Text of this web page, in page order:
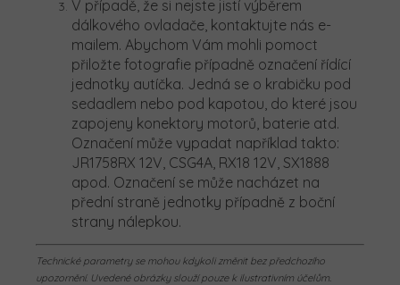
V případě, že si nejste jistí výběrem
dálkového ovladače, kontaktujte nás e-
mailem. Abychom Vám mohli pomoct
přiložte fotografie případně označení řídící
jednotky autíčka. Jedná se o krabičku pod
sedadlem nebo pod kapotou, do které jsou
zapojeny konektory motorů, baterie atd.
Označení může vypadat například takto:
JR1758RX 12V, CSG4A, RX18 12V, SX1888
apod. Označení se může nacházet na
přední straně jednotky případně z boční
strany nálepkou.
Technické parametry se mohou kdykoli změnit bez předchozího
upozornění. Uvedené obrázky slouží pouze k ilustrativním účelům.